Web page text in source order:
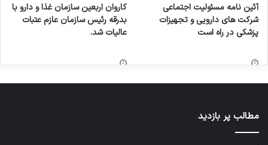
آئین نامه مسئولیت اجتماعی
شرکت های دارویی و تجهیزات
پزشکی در راه است
کاروان اربعین سازمان غذا و دارو با
بدرقه رئیس سازمان عازم عتبات
عالیات شد.
مطالب پر بازدید